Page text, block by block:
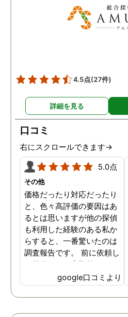
4.5点(27件)
詳細を見る
口コミ
右にスクロールできます→
5.0点
その他
価格だったり対応だったり
と、色々高評価の要因はあ
るとは思いますが他の探偵
も利用した経験のある私か
らすると、一番驚いたのは
調査報告です。 前に依頼し
た探偵では、定期的にまと
めて報告がくる為なかなか
実際の現状を把握するのが
難しかったですが、ここは
google口コミより